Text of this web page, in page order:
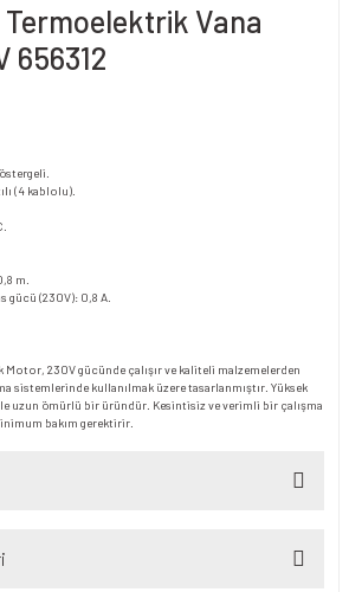
Vana
656312
(4 kablolu).
m.
gücü (230V): 0,8 A.
Motor, 230V gücünde çalışır ve kaliteli malzemelerden
sistemlerinde kullanılmak üzere tasarlanmıştır. Yüksek
ile uzun ömürlü bir üründür. Kesintisiz ve verimli bir çalışma
bakım gerektirir.